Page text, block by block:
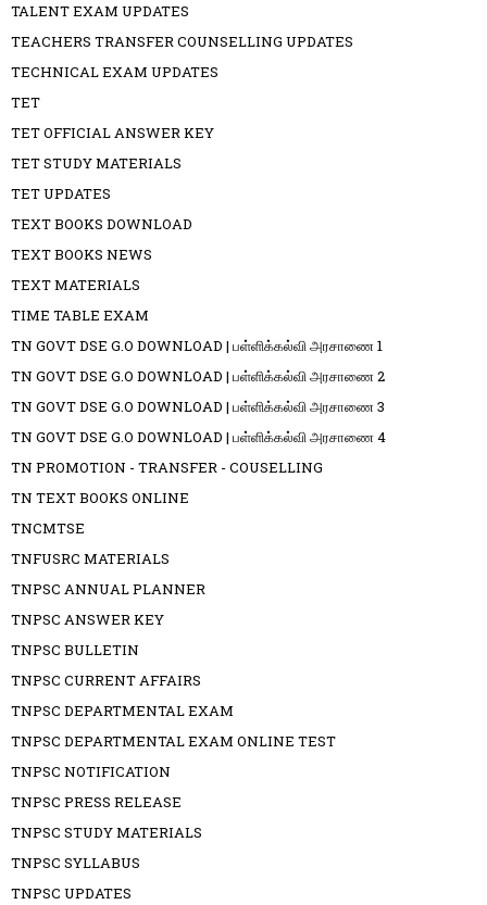
TALENT EXAM UPDATES
TEACHERS TRANSFER COUNSELLING UPDATES
TECHNICAL EXAM UPDATES
TET
TET OFFICIAL ANSWER KEY
TET STUDY MATERIALS
TET UPDATES
TEXT BOOKS DOWNLOAD
TEXT BOOKS NEWS
TEXT MATERIALS
TIME TABLE EXAM
TN GOVT DSE G.O DOWNLOAD | பள்ளிக்கல்வி அரசாணை 1
TN GOVT DSE G.O DOWNLOAD | பள்ளிக்கல்வி அரசாணை 2
TN GOVT DSE G.O DOWNLOAD | பள்ளிக்கல்வி அரசாணை 3
TN GOVT DSE G.O DOWNLOAD | பள்ளிக்கல்வி அரசாணை 4
TN PROMOTION - TRANSFER - COUSELLING
TN TEXT BOOKS ONLINE
TNCMTSE
TNFUSRC MATERIALS
TNPSC ANNUAL PLANNER
TNPSC ANSWER KEY
TNPSC BULLETIN
TNPSC CURRENT AFFAIRS
TNPSC DEPARTMENTAL EXAM
TNPSC DEPARTMENTAL EXAM ONLINE TEST
TNPSC NOTIFICATION
TNPSC PRESS RELEASE
TNPSC STUDY MATERIALS
TNPSC SYLLABUS
TNPSC UPDATES